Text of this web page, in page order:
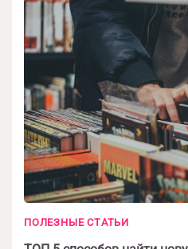
ПОЛЕЗНЫЕ СТАТЬИ